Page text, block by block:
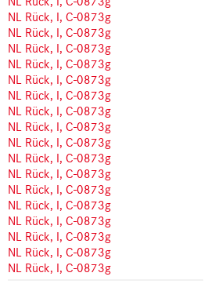
NL Rück, I, C-0873g
NL Rück, I, C-0873g
NL Rück, I, C-0873g
NL Rück, I, C-0873g
NL Rück, I, C-0873g
NL Rück, I, C-0873g
NL Rück, I, C-0873g
NL Rück, I, C-0873g
NL Rück, I, C-0873g
NL Rück, I, C-0873g
NL Rück, I, C-0873g
NL Rück, I, C-0873g
NL Rück, I, C-0873g
NL Rück, I, C-0873g
NL Rück, I, C-0873g
NL Rück, I, C-0873g
NL Rück, I, C-0873g